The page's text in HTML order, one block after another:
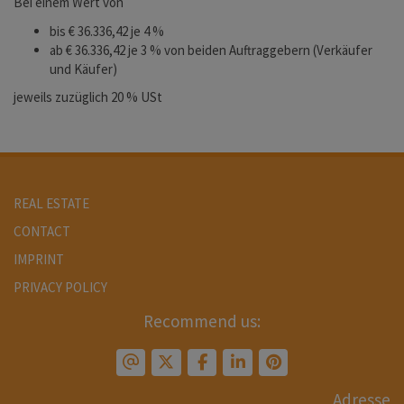
bis € 36.336,42 je 4 %
ab € 36.336,42 je 3 % von beiden Auftraggebern (Verkäufer
und Käufer)
jeweils zuzüglich 20 % USt
REAL ESTATE
CONTACT
IMPRINT
PRIVACY POLICY
Recommend us:
Adresse